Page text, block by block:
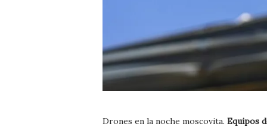
Drones en la noche moscovita. Equipos